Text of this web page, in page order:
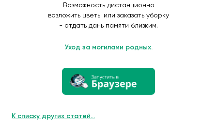
Возможность дистанционно
возложить цветы или заказать уборку
- отдать дань памяти близким.
Уход за могилами родных.
К списку других статей...